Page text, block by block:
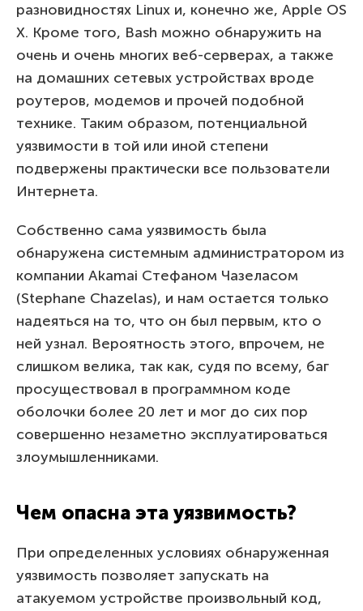
разновидностях Linux и, конечно же, Apple OS
X. Кроме того, Bash можно обнаружить на
очень и очень многих веб-серверах, а также
на домашних сетевых устройствах вроде
роутеров, модемов и прочей подобной
технике. Таким образом, потенциальной
уязвимости в той или иной степени
подвержены практически все пользователи
Интернета.
Собственно сама уязвимость была
обнаружена системным администратором из
компании Akamai Стефаном Чазеласом
(Stephane Chazelas), и нам остается только
надеяться на то, что он был первым, кто о
ней узнал. Вероятность этого, впрочем, не
слишком велика, так как, судя по всему, баг
просуществовал в программном коде
оболочки более 20 лет и мог до сих пор
совершенно незаметно эксплуатироваться
злоумышленниками.
Чем опасна эта уязвимость?
При определенных условиях обнаруженная
уязвимость позволяет запускать на
атакуемом устройстве произвольный код,